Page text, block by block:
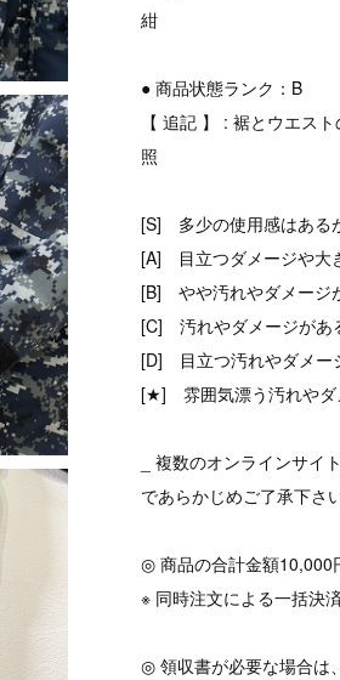
紺
● 商品状態ランク：B
【 追記 】 : 裾とウエス
照
[S] 多少の使用感はある
[A] 目立つダメージや大
[B] やや汚れやダメージ
[C] 汚れやダメージがあ
[D] 目立つ汚れやダメー
[★] 雰囲気漂う汚れやダ
_ 複数のオンラインサ
であらかじめご了承下さ
◎ 商品の合計金額10,000
※ 同時注文による一括決
◎ 領収書が必要な場合は